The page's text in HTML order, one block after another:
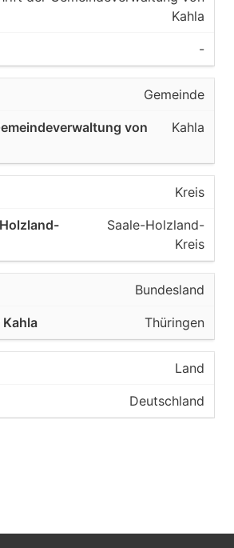
Kahla
-
Gemeinde
Kahla
Kreis
Saale-Holzland-
Kreis
Bundesland
Thüringen
Land
Deutschland